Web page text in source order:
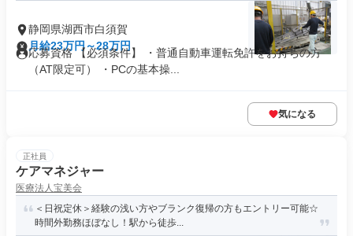
静岡県湖西市白須賀
月給23万円～28万円
応募資格 【必須条件】 ・普通自動車運転免許をお持ちの方
（AT限定可） ・PCの基本操...
気になる
正社員
ケアマネジャー
医療法人宝美会
＜日祝定休＞経験の浅い方やブランク復帰の方もエントリー可能☆
時間外勤務ほぼなし！駅から徒歩...